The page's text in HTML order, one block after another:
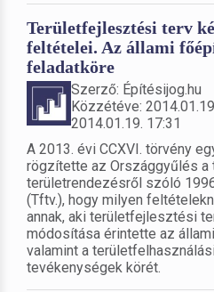
Területfejlesztési terv
feltételei. Az állami
feladatköre
Szerző: Építésijog.hu
Közzétéve:
2014.01.19. 17:31
A 2013. évi CCXVI. törvény
rögzítette az Országgyűlés
területrendezésről szóló
(Tftv.), hogy milyen
annak, aki területfejlesztési
módosítása érintette az
valamint a
tevékenységek körét.